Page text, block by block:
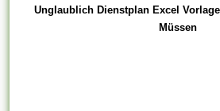
Unglaublich Dienstplan Excel
Müssen